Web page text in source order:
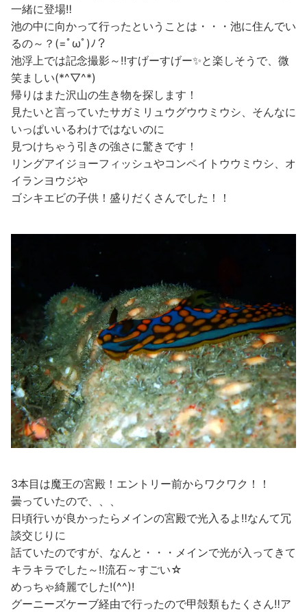
一緒に登場‼
池の中に向かって行ったということは・・・池に住んでい
るの～？(=ﾟωﾟ)ﾉ？
池浮上では記念撮影～‼すげーすげー✨と楽しそうで、微
笑ましい(*^▽^*)
帰りはまた沢山の生き物を探します！
見たいと言っていたサガミリュウグウウミウシ、そんなに
いっぱいいるわけではないのに
見つけちゃう引きの強さに驚きです！
リングアイジョーフィッシュやコンペイトウウミウシ、オ
イランヨウジや
ゴシキエビの子供！盛りだくさんでした！！
3本目は魔王の宮殿！エントリー前からワクワク！！
曇っていたので、、、
日頃行いが良かったらメインの宮殿で光入るよ‼なんて冗
談交じりに
話ていたのですが、なんと・・・メインで光が入ってきて
キラキラでした～‼流石～すごい☆
めっちゃ綺麗でした!(^^)!
グーニーズケーブ経由で行ったので甲殻類もたくさん‼ア